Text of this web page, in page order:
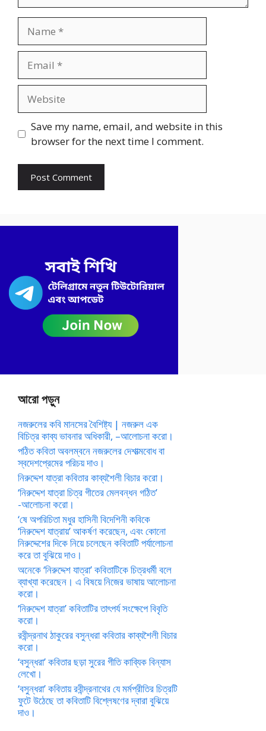
Save my name, email, and website in this
browser for the next time I comment.
আরো পড়ুন
নজরুলের কবি মানসের বৈশিষ্ট্য | নজরুল এক
বিচিত্র কাব্য ভাবনার অধিকারী, –আলোচনা করো।
পঠিত কবিতা অবলম্বনে নজরুলের দেশাত্মবোধ বা
স্বদেশপ্রেমের পরিচয় দাও।
নিরুদ্দেশ যাত্রা কবিতার কাব্যশৈলী বিচার করো।
‘নিরুদ্দেশ যাত্রা চিত্র গীতের মেলবন্ধন গঠিত’
-আলোচনা করো।
‘ষে অপরিচিতা মধুর হাসিনী বিদেশিনী কবিকে
‘নিরুদ্দেশ যাত্রায়’ আকর্ষণ করেছেন, এবং কোনো
নিরুদ্দেশের দিকে নিয়ে চলেছেন কবিতাটি পর্যালোচনা
করে তা বুঝিয়ে দাও।
অনেকে ‘নিরুদ্দেশ যাত্রা’ কবিতাটিকে চিত্রধর্মী বলে
ব্যাখ্যা করেছেন। এ বিষয়ে নিজের ভাষায় আলোচনা
করো।
‘নিরুদ্দেশ যাত্রা’ কবিতাটির তাৎপর্য সংক্ষেপে বিবৃতি
করো।
রবীন্দ্রনাথ ঠাকুরের বসুন্ধরা কবিতার কাব্যশৈলী বিচার
করো।
‘বসুন্ধরা’ কবিতার ছড়া সুরের গীতি কাব্যিক বিন্যাস
লেখো।
‘বসুন্ধরা’ কবিতায় রবীন্দ্রনাথের যে মর্মপ্রীতির চিত্রটি
ফুটে উঠেছে তা কবিতাটি বিশ্লেষণের দ্বারা বুঝিয়ে
দাও।